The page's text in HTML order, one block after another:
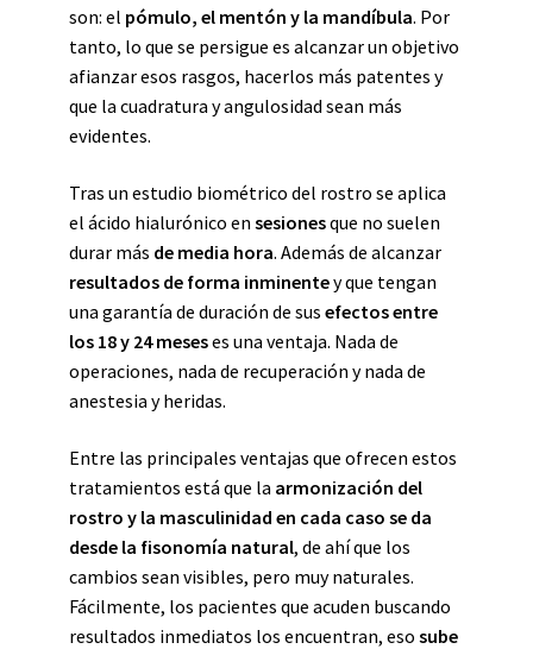
son: el pómulo, el mentón y la mandíbula. Por
tanto, lo que se persigue es alcanzar un objetivo
afianzar esos rasgos, hacerlos más patentes y
que la cuadratura y angulosidad sean más
evidentes.
Tras un estudio biométrico del rostro se aplica
el ácido hialurónico en sesionesque no suelen
durar más de media hora. Además de alcanzar
resultados de forma inminentey que tengan
una garantía de duración de sus efectos entre
los 18 y 24 meseses una ventaja. Nada de
operaciones, nada de recuperación y nada de
anestesia y heridas.
Entre las principales ventajas que ofrecen estos
tratamientos está que la armonización del
rostro y la masculinidad en cada caso se da
desde la fisonomía natural, de ahí que los
cambios sean visibles, pero muy naturales.
Fácilmente, los pacientes que acuden buscando
resultados inmediatos los encuentran, eso sube